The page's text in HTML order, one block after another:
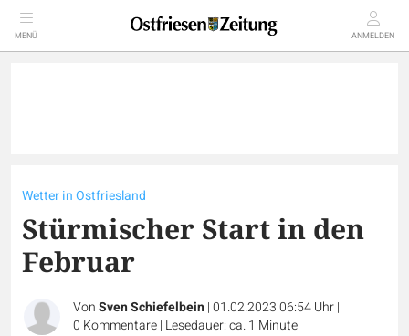
MENÜ ANMELDEN
Wetter in Ostfriesland
Stürmischer Start in den
Februar
VonSven Schiefelbein|01.02.2023 06:54 Uhr|
0 Kommentare| Lesedauer: ca. 1 Minute